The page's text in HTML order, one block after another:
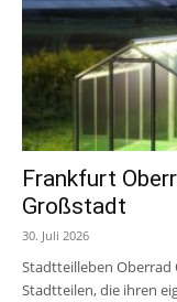
Frankfurt
Großstadt
30. Juli 2026
Stadtteilleben
Stadtteilen, die ihren